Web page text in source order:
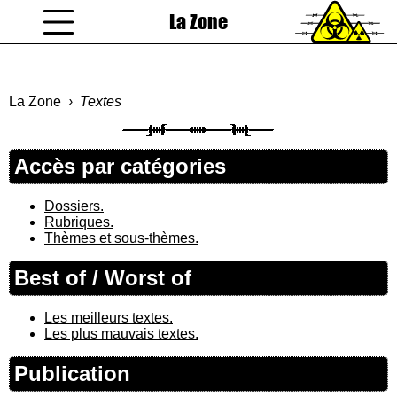
La Zone
La Zone Textes
Accès par catégories
Dossiers.
Rubriques.
Thèmes et sous-thèmes.
Best of / Worst of
Les meilleurs textes.
Les plus mauvais textes.
Publication